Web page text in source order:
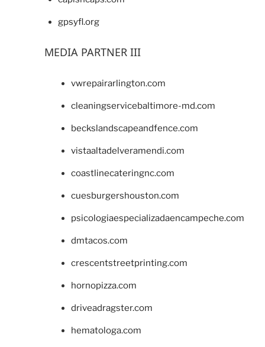
gpsyfl.org
MEDIA PARTNER III
vwrepairarlington.com
cleaningservicebaltimore-md.com
beckslandscapeandfence.com
vistaaltadelveramendi.com
coastlinecateringnc.com
cuesburgershouston.com
psicologiaespecializadaencampeche.com
dmtacos.com
crescentstreetprinting.com
hornopizza.com
driveadragster.com
hematologa.com